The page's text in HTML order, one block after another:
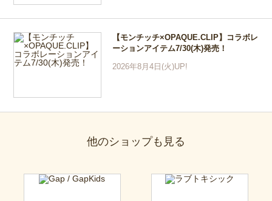
【モンチッチ×OPAQUE.CLIP】コラボレ
ーションアイテム7/30(木)発売！
2026年8月4日(火)UP!
他のショップも見る